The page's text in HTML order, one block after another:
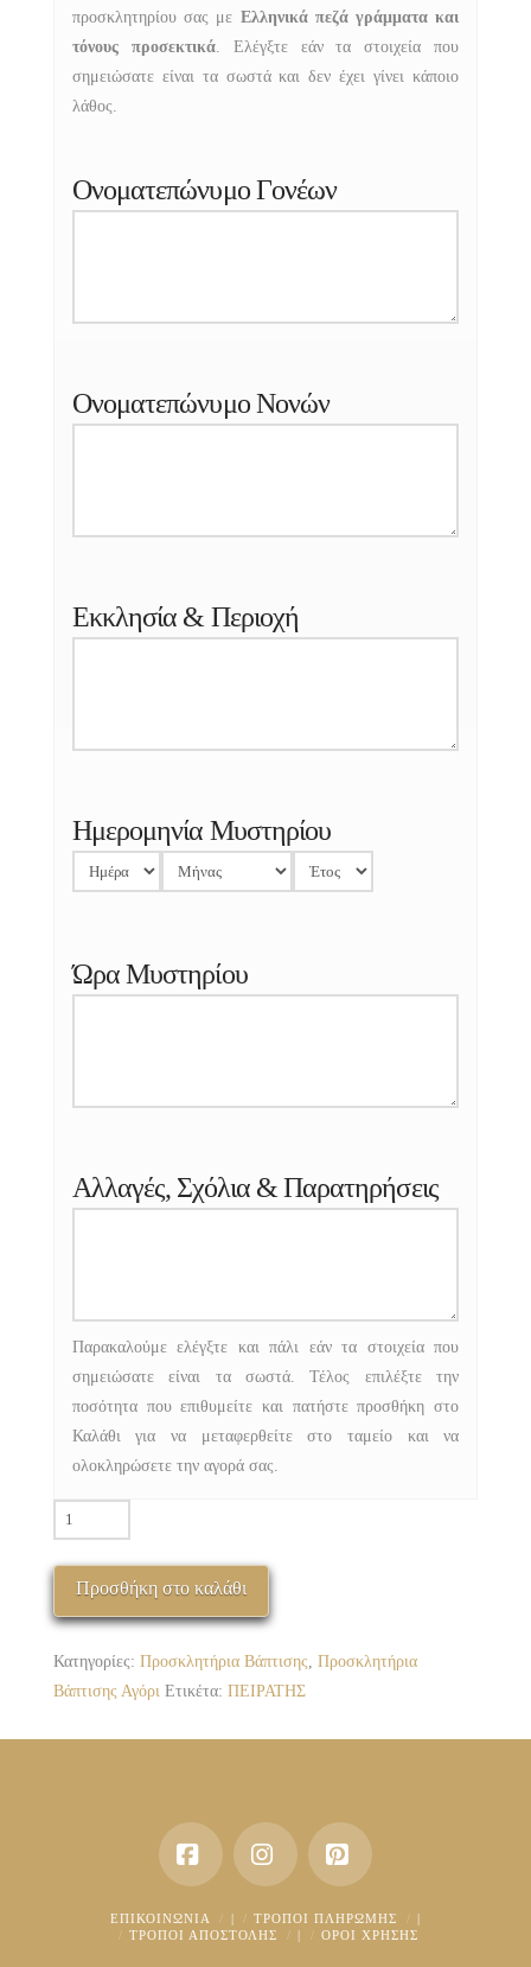
προσκλητηρίου σας με Ελληνικά πεζά γράμματα και
τόνους προσεκτικά. Ελέγξτε εάν τα στοιχεία που
σημειώσατε είναι τα σωστά και δεν έχει γίνει κάποιο
λάθος.
Ονοματεπώνυμο Γονέων
Ονοματεπώνυμο Νονών
Εκκλησία & Περιοχή
Ημερομηνία Μυστηρίου
Ώρα Μυστηρίου
Αλλαγές, Σχόλια & Παρατηρήσεις
Παρακαλούμε ελέγξτε και πάλι εάν τα στοιχεία που
σημειώσατε είναι τα σωστά. Τέλος επιλέξτε την
ποσότητα που επιθυμείτε και πατήστε προσθήκη στο
Καλάθι για να μεταφερθείτε στο ταμείο και να
ολοκληρώσετε την αγορά σας.
ΠΒΑ-3030-
05
ΠΕΙΡΑΤΗΣ
ποσότητα
Προσθήκη στο καλάθι
Κατηγορίες: Προσκλητήρια Βάπτισης, Προσκλητήρια
Βάπτισης Αγόρι Ετικέτα: ΠΕΙΡΑΤΗΣ
FacebookInstagramPinterest
ΕΠΙΚΟΙΝΩΝΊΑ | ΤΡΌΠΟΙ ΠΛΗΡΩΜΉΣ
|
ΤΡΌΠΟΙ ΑΠΟΣΤΟΛΉΣ
| ΟΡΟΙ ΧΡΗΣΗΣ